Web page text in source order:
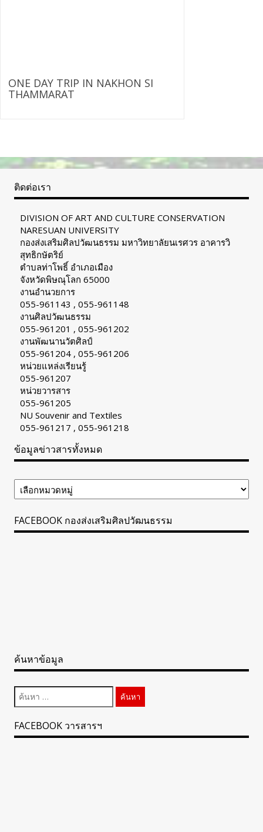
ONE DAY TRIP IN NAKHON SI
THAMMARAT
ติดต่อเรา
DIVISION OF ART AND CULTURE CONSERVATION
NARESUAN UNIVERSITY
กองส่งเสริมศิลปวัฒนธรรม มหาวิทยาลัยนเรศวร อาคารวิ
สุทธิกษัตริย์
ตำบลท่าโพธิ์ อำเภอเมือง
จังหวัดพิษณุโลก 65000
งานอำนวยการ
055-961143 , 055-961148
งานศิลปวัฒนธรรม
055-961201 , 055-961202
งานพัฒนานวัตศิลป์
055-961204 , 055-961206
หน่วยแหล่งเรียนรู้
055-961207
หน่วยวารสาร
055-961205
NU Souvenir and Textiles
055-961217 , 055-961218
ข้อมูลข่าวสารทั้งหมด
ข้อมูล
ข่าวสาร
FACEBOOK กองส่งเสริมศิลปวัฒนธรรม
ค้นหาข้อมูล
ค้นหา
สำหรับ:
FACEBOOK วารสารฯ